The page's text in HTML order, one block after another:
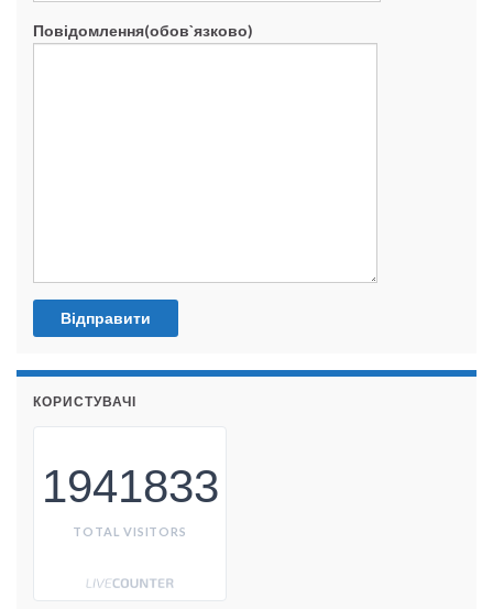
Повідомлення(обов`язково)
КОРИСТУВАЧІ
1941833
TOTAL VISITORS